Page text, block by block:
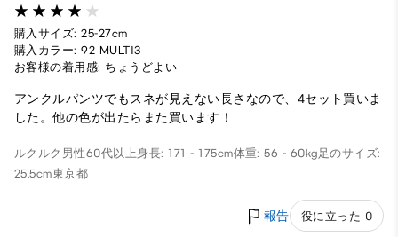
購入サイズ: 25-27cm
購入カラー: 92 MULTI3
お客様の着用感: ちょうどよい
アンクルパンツでもスネが見えない長さなので、4セット買いま
した。他の色が出たらまた買います！
ルクルク 男性60代以上身長: 171 - 175cm体重: 56 - 60kg足のサイズ:
25.5cm東京都
報告 役に立った 0